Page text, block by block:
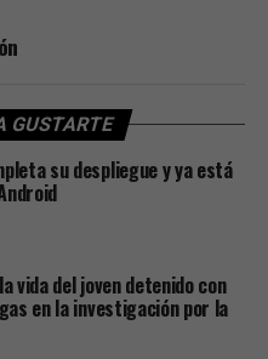
GUSTARTE
su despliegue y ya está
vida del joven detenido con
en la investigación por la